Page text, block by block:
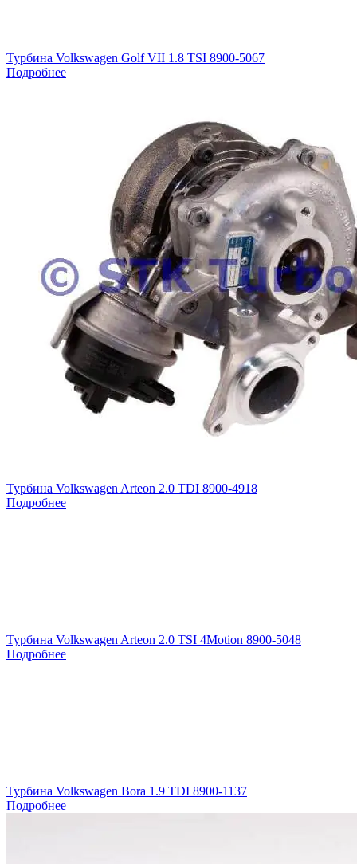
Турбина Volkswagen Golf VII 1.8 TSI 8900-5067
Подробнее
Турбина Volkswagen Arteon 2.0 TDI 8900-4918
Подробнее
Турбина Volkswagen Arteon 2.0 TSI 4Motion 8900-5048
Подробнее
Турбина Volkswagen Bora 1.9 TDI 8900-1137
Подробнее